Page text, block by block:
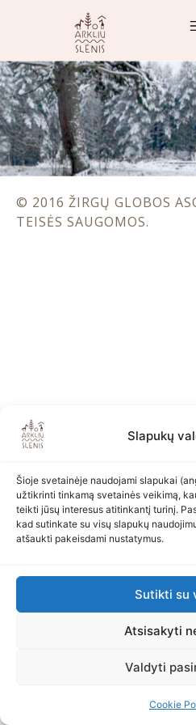
Slapukų
Šioje svetainėje naudojami slapukai
užtikrinti tinkamą svetainės veikimą,
teikti jūsų interesus atitinkantį turinį.
kad sutinkate su visų slapukų
atšaukti pakeisdami nustatymus.
Sutikti su
Atsisakyti
Valdyti
Cookie
© 2016 ŽIRGŲ GLOBOS
TEISĖS SAUGOMOS.